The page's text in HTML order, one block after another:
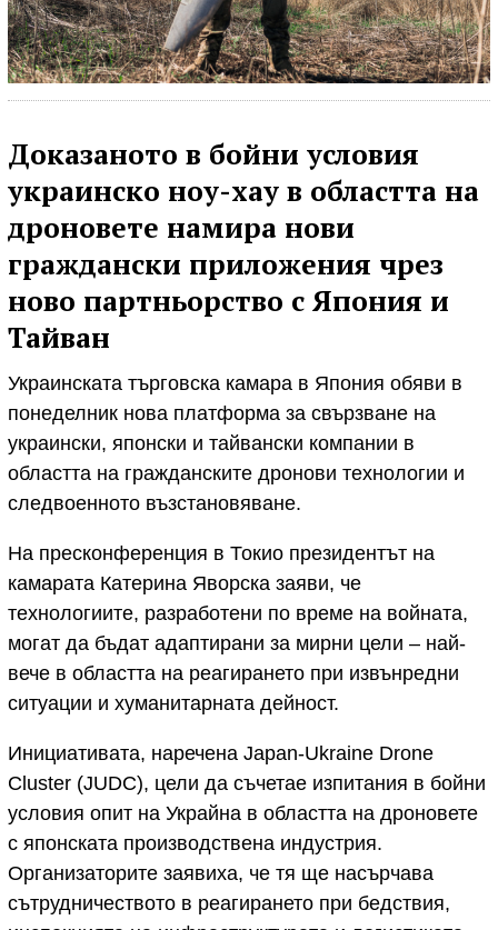
Доказаното в бойни условия
украинско ноу-хау в областта на
дроновете намира нови
граждански приложения чрез
ново партньорство с Япония и
Тайван
Украинската търговска камара в Япония обяви в
понеделник нова платформа за свързване на
украински, японски и тайвански компании в
областта на гражданските дронови технологии и
следвоенното възстановяване.
На пресконференция в Токио президентът на
камарата Катерина Яворска заяви, че
технологиите, разработени по време на войната,
могат да бъдат адаптирани за мирни цели – най-
вече в областта на реагирането при извънредни
ситуации и хуманитарната дейност.
Инициативата, наречена Japan-Ukraine Drone
Cluster (JUDC), цели да съчетае изпитания в бойни
условия опит на Украйна в областта на дроновете
с японската производствена индустрия.
Организаторите заявиха, че тя ще насърчава
сътрудничеството в реагирането при бедствия,